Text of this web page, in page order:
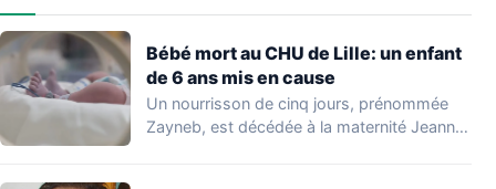
Bébé mort au CHU de Lille: un enfant
de 6 ans mis en cause
Un nourrisson de cinq jours, prénommée
Zayneb, est décédée à la maternité Jeanne